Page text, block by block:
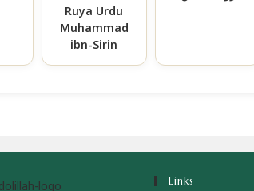
Ruya Urdu
Muhammad
ibn-Sirin
Links